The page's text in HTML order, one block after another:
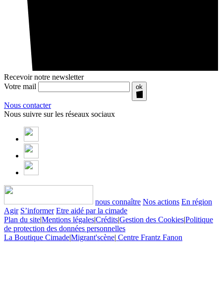
Recevoir notre newsletter
Votre mail
ok
Nous contacter
Nous suivre sur les réseaux sociaux
nous connaître Nos actions En région
Agir S’informer Etre aidé par la cimade
Plan du site|Mentions légales|Crédits|Gestion des Cookies|Politique
de protection des données personnelles
La Boutique Cimade|Migrant'scène| Centre Frantz Fanon